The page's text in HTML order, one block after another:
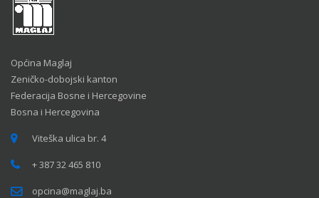
Općina Maglaj
Zeničko-dobojski kanton
Federacija Bosne i Hercegovine
Bosna i Hercegovina
Viteška ulica br. 4
+ 387 32 465 810
opcina@maglaj.ba